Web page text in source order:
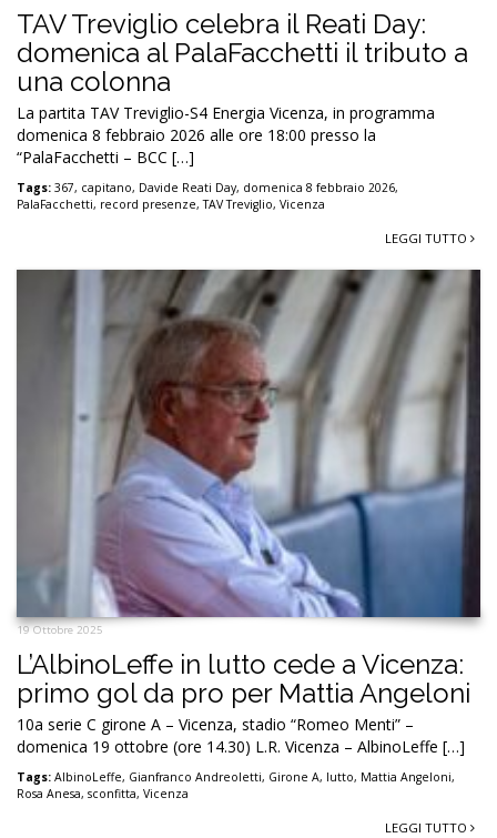
TAV Treviglio celebra il Reati Day:
domenica al PalaFacchetti il tributo a
una colonna
La partita TAV Treviglio-S4 Energia Vicenza, in programma
domenica 8 febbraio 2026 alle ore 18:00 presso la
“PalaFacchetti – BCC […]
Tags: 367, capitano, Davide Reati Day, domenica 8 febbraio 2026,
PalaFacchetti, record presenze,TAV Treviglio, Vicenza
LEGGI TUTTO
19 Ottobre 2025
L’AlbinoLeffe in lutto cede a Vicenza:
primo gol da pro per Mattia Angeloni
10a serie C girone A – Vicenza, stadio “Romeo Menti” –
domenica 19 ottobre (ore 14.30) L.R. Vicenza – AlbinoLeffe […]
Tags: AlbinoLeffe, Gianfranco Andreoletti, Girone A, lutto, Mattia Angeloni,
Rosa Anesa, sconfitta, Vicenza
LEGGI TUTTO